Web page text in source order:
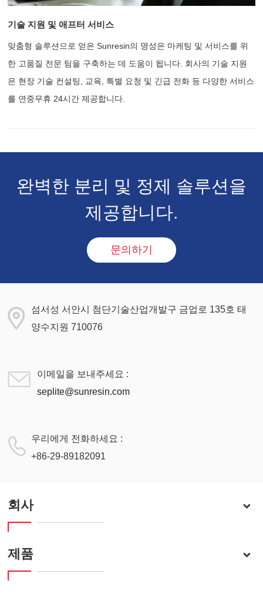
기술 지원 및 애프터 서비스
맞춤형 솔루션으로 얻은 Sunresin의 명성은 마케팅 및 서비스를 위
한 고품질 전문 팀을 구축하는 데 도움이 됩니다. 회사의 기술 지원
은 현장 기술 컨설팅, 교육, 특별 요청 및 긴급 전화 등 다양한 서비스
를 연중무휴 24시간 제공합니다.
완벽한 분리 및 정제 솔루션을
제공합니다.
문의하기
섬서성 서안시 첨단기술산업개발구 금업로 135호 태
양수지원 710076
이메일을 보내주세요 :
seplite@sunresin.com
우리에게 전화하세요 :
+86-29-89182091
회사
제품